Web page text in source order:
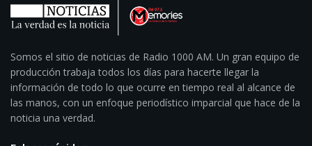
Somos el sitio de noticias de Radio 1000 AM. Un gran equipo de
producción trabaja todos los días para hacerte llegar la
información de todo lo que ocurre en tiempo real al alcance de
las manos, con un enfoque periodístico imparcial que hace de la
noticia una verdad.